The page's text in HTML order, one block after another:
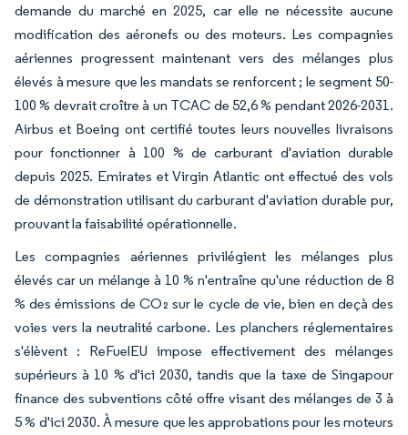
demande du marché en 2025, car elle ne nécessite aucune
modification des aéronefs ou des moteurs. Les compagnies
aériennes progressent maintenant vers des mélanges plus
élevés à mesure que les mandats se renforcent ; le segment 50-
100 % devrait croître à un TCAC de 52,6 % pendant 2026-2031.
Airbus et Boeing ont certifié toutes leurs nouvelles livraisons
pour fonctionner à 100 % de carburant d'aviation durable
depuis 2025. Emirates et Virgin Atlantic ont effectué des vols
de démonstration utilisant du carburant d'aviation durable pur,
prouvant la faisabilité opérationnelle.
Les compagnies aériennes privilégient les mélanges plus
élevés car un mélange à 10 % n'entraîne qu'une réduction de 8
% des émissions de CO₂ sur le cycle de vie, bien en deçà des
voies vers la neutralité carbone. Les planchers réglementaires
s'élèvent : ReFuelEU impose effectivement des mélanges
supérieurs à 10 % d'ici 2030, tandis que la taxe de Singapour
finance des subventions côté offre visant des mélanges de 3 à
5 % d'ici 2030. À mesure que les approbations pour les moteurs